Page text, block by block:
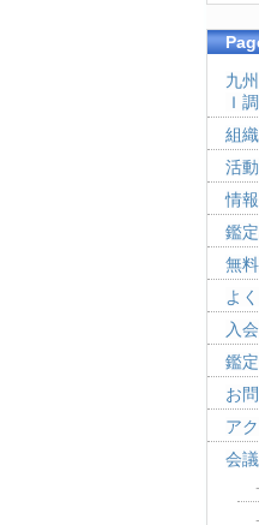
九
Ｉ
組
活
情
鑑
無
よ
入
鑑
お
ア
会